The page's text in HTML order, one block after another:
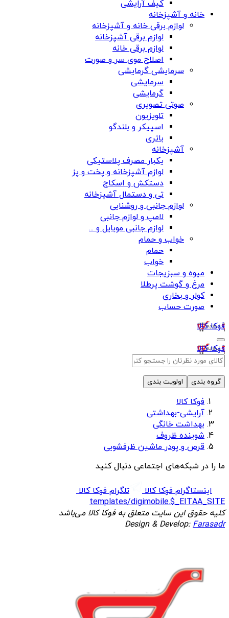
کیف آرایشی
خانه و آشپزخانه
لوازم برقی خانه و آشپزخانه
لوازم برقی آشپزخانه
لوازم برقی خانه
اصلاح موی سر و صورت
سرمایشی گرمایشی
سرمایشی
گرمایشی
صوتی تصویری
تلویزیون
اسپیکر و بلندگو
باتری
آشپزخانه
یکبار مصرف پلاستیکی
لوازم آشپزخانه و پخت و پز
دستکش و اسکاج
تی و دستمال آشپزخانه
لوازم جانبی و روشنایی
لامپ و لوازم جانبی
لوازم جانبی موبایل و ...
خواب و حمام
حمام
خواب
میوه و سبزیجات
مرغ و گوشت پرطلا
کولر و بخاری
صورت حساب
فوکا کالا
فوکا کالا
گروه بندی اولویت بندی
فوکا کالا
آرایشی-بهداشتی
بهداشت خانگی
شوینده ظروف
قرص و پودر ماشین ظرفشویی
ما را در شبکه‌های اجتماعی دنبال کنید
اینستاگرام فوکا کالا
تلگرام فوکا کالا
templates/digimobile.$_EITAA_SITE
کلیه حقوق این سایت متعلق به فوکا کالا می‌باشد
Design & Develop:Farasadr